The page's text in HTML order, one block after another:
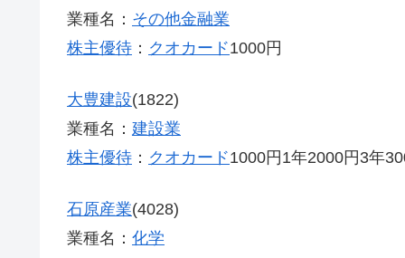
業種名： その他金融業
株主優待 ： クオカード1000円
大豊建設(1822)
業種名： 建設業
株主優待 ： クオカード1000円1年2000円3年
石原産業(4028)
業種名： 化学